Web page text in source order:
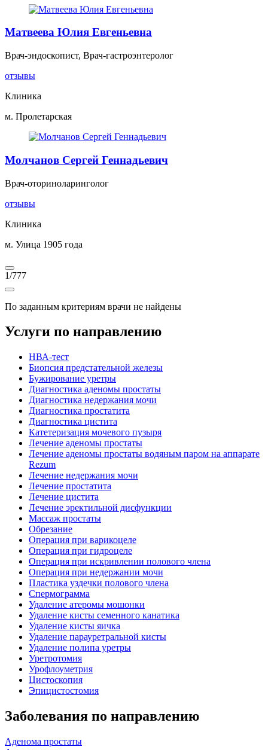
Матвеева Юлия Евгеньевна
Врач-эндоскопист, Врач-гастроэнтеролог
отзывы
Клиника
м. Пролетарская
Молчанов Сергей Геннадьевич
Врач-оториноларинголог
отзывы
Клиника
м. Улица 1905 года
1/777
По заданным критериям врачи не найдены
Услуги по направлению
HВА-тест
Биопсия предстательной железы
Бужирование уретры
Диагностика аденомы простаты
Диагностика недержания мочи
Диагностика простатита
Диагностика цистита
Катетеризация мочевого пузыря
Лечение аденомы простаты
Лечение аденомы простаты водяным паром на аппарате
Rezum
Лечение недержания мочи
Лечение простатита
Лечение цистита
Лечение эректильной дисфункции
Массаж простаты
Обрезание
Операция при варикоцеле
Операция при гидроцеле
Операция при искривлении полового члена
Операция при недержании мочи
Пластика уздечки полового члена
Спермограмма
Удаление атеромы мошонки
Удаление кисты семенного канатика
Удаление кисты яичка
Удаление парауретральной кисты
Удаление полипа уретры
Уретротомия
Урофлоуметрия
Цистоскопия
Эпицистостомия
Заболевания по направлению
Аденома простаты